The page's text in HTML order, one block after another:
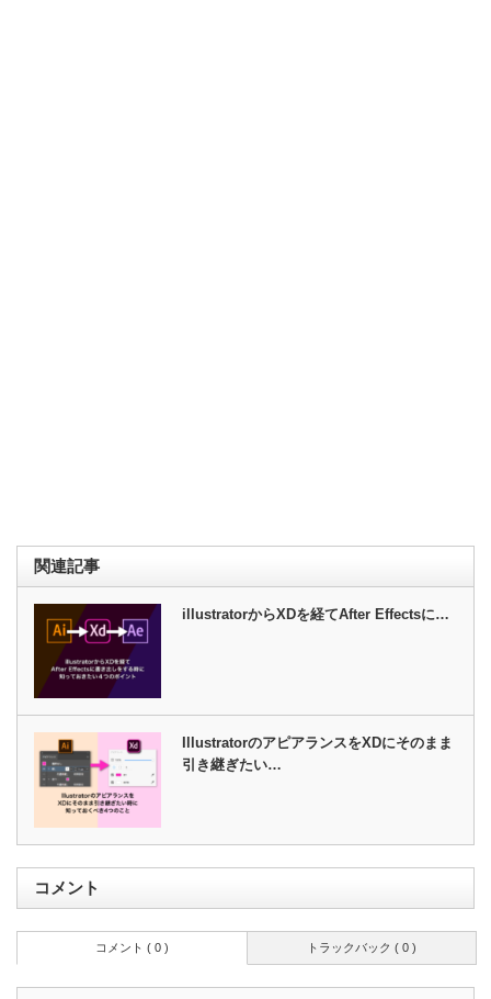
関連記事
illustratorからXDを経てAfter Effectsに…
IllustratorのアピアランスをXDにそのまま
引き継ぎたい…
コメント
トラックバック ( 0 )
コメント ( 0 )